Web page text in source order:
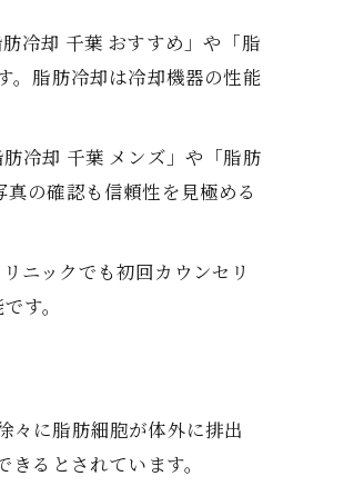
冷却 千葉 おすすめ」や「脂
。脂肪冷却は冷却機器の性能
冷却 千葉 メンズ」や「脂肪
の確認も信頼性を見極める
ニックでも初回カウンセリ
す。
々に脂肪細胞が体外に排出
るとされています。